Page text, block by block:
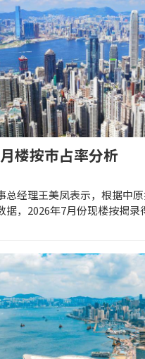
计算
计算
楼按巿占率分析
总经理王美凤表示，根据中
据，2026年7月份现楼按揭录